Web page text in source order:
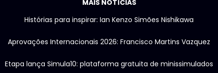
MAIS NOTÍCIAS
Histórias para inspirar: Ian Kenzo Simões Nishikawa
Aprovações Internacionais 2026: Francisco Martins Vazquez
Etapa lança Simula10: plataforma gratuita de minissimulados